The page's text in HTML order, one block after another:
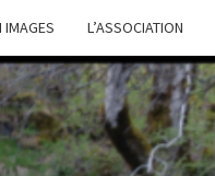
IMAGES L’ASSOCIATION